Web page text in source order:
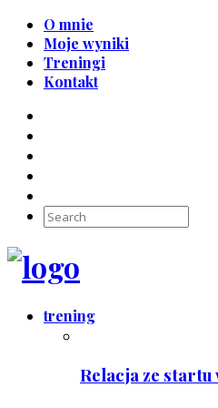
O mnie
Moje wyniki
Treningi
Kontakt
trening
Relacja ze startu